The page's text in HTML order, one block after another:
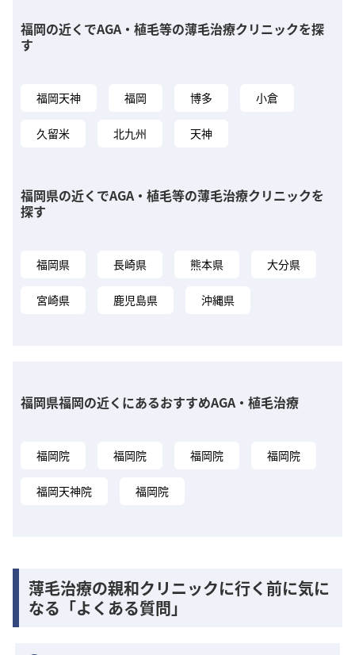
福岡の近くでAGA・植毛等の薄毛治療クリニックを探
す
福岡天神 福岡 博多 小倉
久留米 北九州 天神
福岡県の近くでAGA・植毛等の薄毛治療クリニックを
探す
福岡県 長崎県 熊本県 大分県
宮崎県 鹿児島県 沖縄県
福岡県福岡の近くにあるおすすめAGA・植毛治療
福岡院 福岡院 福岡院 福岡院
福岡天神院 福岡院
薄毛治療の親和クリニックに行く前に気に
なる「よくある質問」